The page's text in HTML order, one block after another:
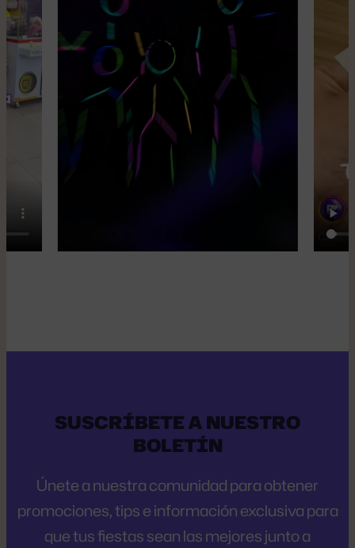
SUSCRÍBETE A NUESTRO
BOLETÍN
Únete a nuestra comunidad para obtener
promociones, tips e información exclusiva para
que tus fiestas sean las mejores junto a